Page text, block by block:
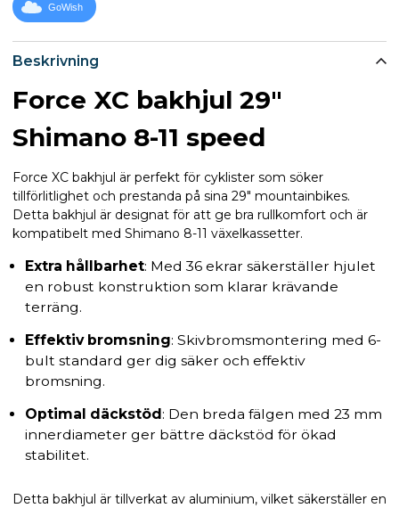
Beskrivning
Force XC bakhjul 29"
Shimano 8-11 speed
Force XC bakhjul är perfekt för cyklister som söker
tillförlitlighet och prestanda på sina 29" mountainbikes.
Detta bakhjul är designat för att ge bra rullkomfort och är
kompatibelt med Shimano 8-11 växelkassetter.
Extra hållbarhet: Med 36 ekrar säkerställer hjulet
en robust konstruktion som klarar krävande
terräng.
Effektiv bromsning: Skivbromsmontering med 6-
bult standard ger dig säker och effektiv
bromsning.
Optimal däckstöd: Den breda fälgen med 23 mm
innerdiameter ger bättre däckstöd för ökad
stabilitet.
Detta bakhjul är tillverkat av aluminium, vilket säkerställer en
GoWish